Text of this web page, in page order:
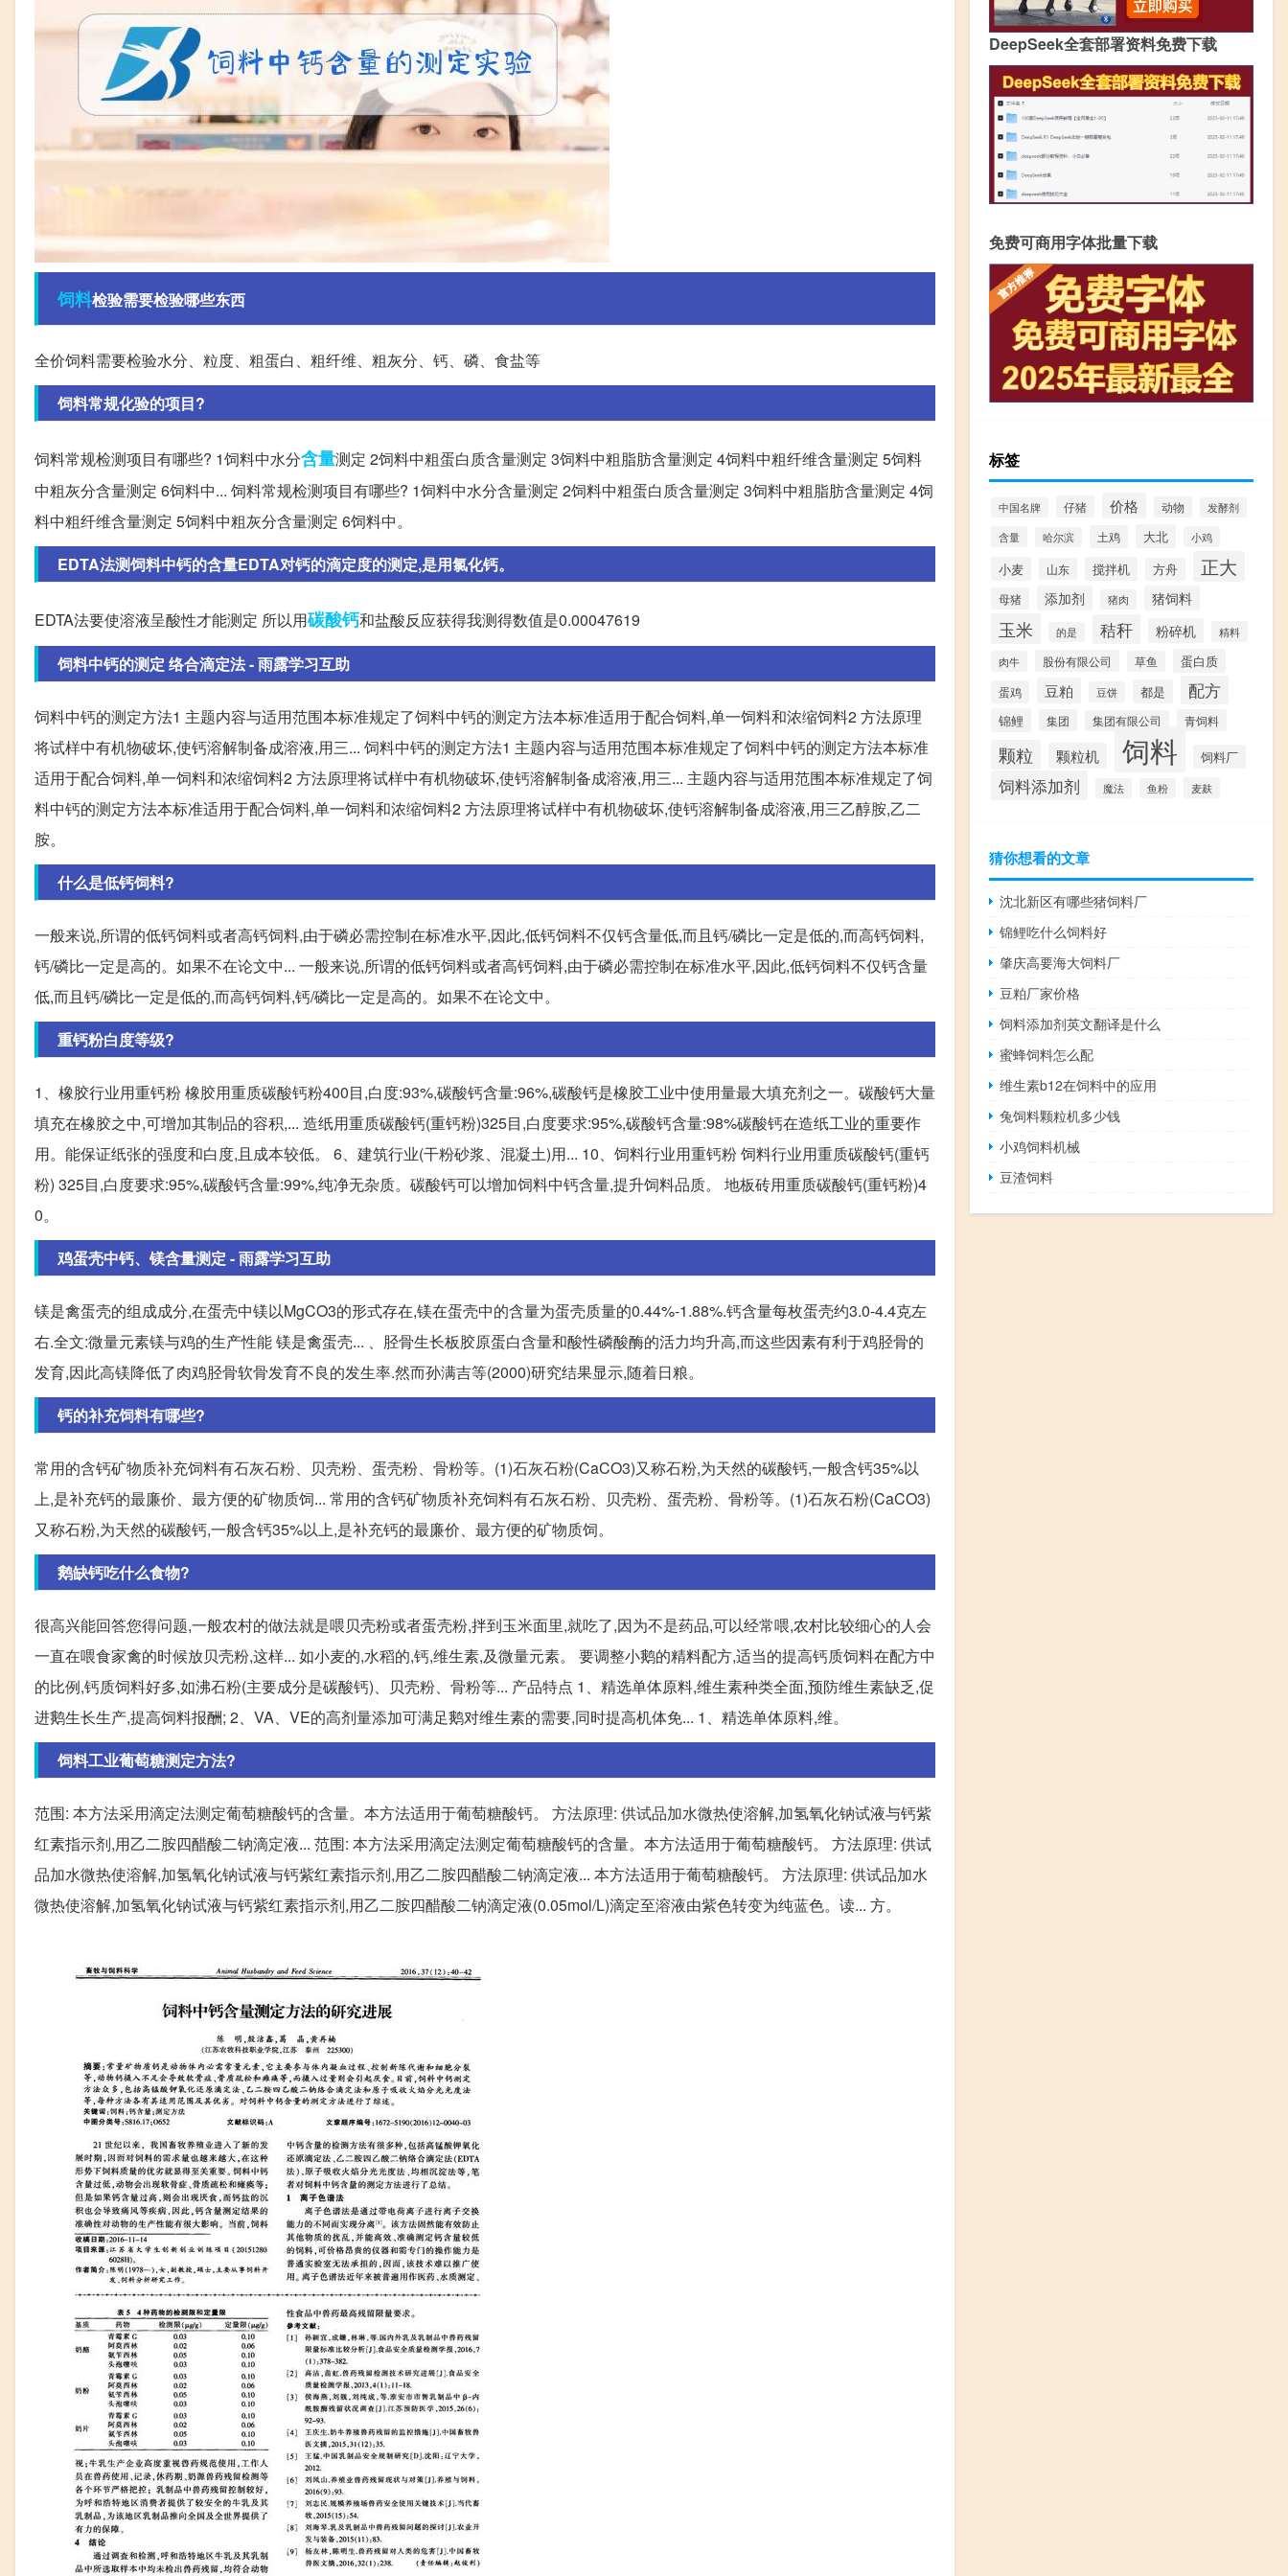
饲料检验需要检验哪些东西
全价饲料需要检验水分、粒度、粗蛋白、粗纤维、粗灰分、钙、磷、食盐等
饲料常规化验的项目?
饲料常规检测项目有哪些? 1饲料中水分含量测定 2饲料中粗蛋白质含量测定 3饲料中粗脂肪含量测定 4饲料中粗纤维含量测定 5饲料
中粗灰分含量测定 6饲料中... 饲料常规检测项目有哪些? 1饲料中水分含量测定 2饲料中粗蛋白质含量测定 3饲料中粗脂肪含量测定 4饲
料中粗纤维含量测定 5饲料中粗灰分含量测定 6饲料中。
EDTA法测饲料中钙的含量EDTA对钙的滴定度的测定,是用氯化钙。
EDTA法要使溶液呈酸性才能测定 所以用碳酸钙和盐酸反应获得我测得数值是0.00047619
饲料中钙的测定 络合滴定法 - 雨露学习互助
饲料中钙的测定方法1 主题内容与适用范围本标准规定了饲料中钙的测定方法本标准适用于配合饲料,单一饲料和浓缩饲料2 方法原理
将试样中有机物破坏,使钙溶解制备成溶液,用三... 饲料中钙的测定方法1 主题内容与适用范围本标准规定了饲料中钙的测定方法本标准
适用于配合饲料,单一饲料和浓缩饲料2 方法原理将试样中有机物破坏,使钙溶解制备成溶液,用三... 主题内容与适用范围本标准规定了饲
料中钙的测定方法本标准适用于配合饲料,单一饲料和浓缩饲料2 方法原理将试样中有机物破坏,使钙溶解制备成溶液,用三乙醇胺,乙二
胺。
什么是低钙饲料?
一般来说,所谓的低钙饲料或者高钙饲料,由于磷必需控制在标准水平,因此,低钙饲料不仅钙含量低,而且钙/磷比一定是低的,而高钙饲料,
钙/磷比一定是高的。如果不在论文中... 一般来说,所谓的低钙饲料或者高钙饲料,由于磷必需控制在标准水平,因此,低钙饲料不仅钙含量
低,而且钙/磷比一定是低的,而高钙饲料,钙/磷比一定是高的。如果不在论文中。
重钙粉白度等级?
1、橡胶行业用重钙粉 橡胶用重质碳酸钙粉400目,白度:93%,碳酸钙含量:96%,碳酸钙是橡胶工业中使用量最大填充剂之一。碳酸钙大量
填充在橡胶之中,可增加其制品的容积,... 造纸用重质碳酸钙(重钙粉)325目,白度要求:95%,碳酸钙含量:98%碳酸钙在造纸工业的重要作
用。能保证纸张的强度和白度,且成本较低。 6、建筑行业(干粉砂浆、混凝土)用... 10、饲料行业用重钙粉 饲料行业用重质碳酸钙(重钙
粉) 325目,白度要求:95%,碳酸钙含量:99%,纯净无杂质。碳酸钙可以增加饲料中钙含量,提升饲料品质。 地板砖用重质碳酸钙(重钙粉)4
0。
鸡蛋壳中钙、镁含量测定 - 雨露学习互助
镁是禽蛋壳的组成成分,在蛋壳中镁以MgCO3的形式存在,镁在蛋壳中的含量为蛋壳质量的0.44%-1.88%.钙含量每枚蛋壳约3.0-4.4克左
右.全文:微量元素镁与鸡的生产性能 镁是禽蛋壳... 、胫骨生长板胶原蛋白含量和酸性磷酸酶的活力均升高,而这些因素有利于鸡胫骨的
发育,因此高镁降低了肉鸡胫骨软骨发育不良的发生率.然而孙满吉等(2000)研究结果显示,随着日粮。
钙的补充饲料有哪些?
常用的含钙矿物质补充饲料有石灰石粉、贝壳粉、蛋壳粉、骨粉等。(1)石灰石粉(CaCO3)又称石粉,为天然的碳酸钙,一般含钙35%以
上,是补充钙的最廉价、最方便的矿物质饲... 常用的含钙矿物质补充饲料有石灰石粉、贝壳粉、蛋壳粉、骨粉等。(1)石灰石粉(CaCO3)
又称石粉,为天然的碳酸钙,一般含钙35%以上,是补充钙的最廉价、最方便的矿物质饲。
鹅缺钙吃什么食物?
很高兴能回答您得问题,一般农村的做法就是喂贝壳粉或者蛋壳粉,拌到玉米面里,就吃了,因为不是药品,可以经常喂,农村比较细心的人会
一直在喂食家禽的时候放贝壳粉,这样... 如小麦的,水稻的,钙,维生素,及微量元素。 要调整小鹅的精料配方,适当的提高钙质饲料在配方中
的比例,钙质饲料好多,如沸石粉(主要成分是碳酸钙)、贝壳粉、骨粉等... 产品特点 1、精选单体原料,维生素种类全面,预防维生素缺乏,促
进鹅生长生产,提高饲料报酬; 2、VA、VE的高剂量添加可满足鹅对维生素的需要,同时提高机体免... 1、精选单体原料,维。
饲料工业葡萄糖测定方法?
范围: 本方法采用滴定法测定葡萄糖酸钙的含量。本方法适用于葡萄糖酸钙。 方法原理: 供试品加水微热使溶解,加氢氧化钠试液与钙紫
红素指示剂,用乙二胺四醋酸二钠滴定液... 范围: 本方法采用滴定法测定葡萄糖酸钙的含量。本方法适用于葡萄糖酸钙。 方法原理: 供试
品加水微热使溶解,加氢氧化钠试液与钙紫红素指示剂,用乙二胺四醋酸二钠滴定液... 本方法适用于葡萄糖酸钙。 方法原理: 供试品加水
微热使溶解,加氢氧化钠试液与钙紫红素指示剂,用乙二胺四醋酸二钠滴定液(0.05mol/L)滴定至溶液由紫色转变为纯蓝色。读... 方。
DeepSeek全套部署资料免费下载
免费可商用字体批量下载
标签
中国名牌 仔猪 价格 动物 发酵剂
含量 哈尔滨 土鸡 大北 小鸡
小麦 山东 搅拌机 方舟 正大
母猪 添加剂 猪肉 猪饲料
玉米 的是 秸秆 粉碎机
精料
肉牛
股份有限公司 草鱼 蛋白质
蛋鸡 豆粕 豆饼 都是 配方
锦鲤 集团 集团有限公司 青饲料
颗粒 颗粒机 饲料 饲料厂
饲料添加剂 魔法 鱼粉 麦麸
猜你想看的文章
沈北新区有哪些猪饲料厂
锦鲤吃什么饲料好
肇庆高要海大饲料厂
豆粕厂家价格
饲料添加剂英文翻译是什么
蜜蜂饲料怎么配
维生素b12在饲料中的应用
兔饲料颗粒机多少钱
小鸡饲料机械
豆渣饲料